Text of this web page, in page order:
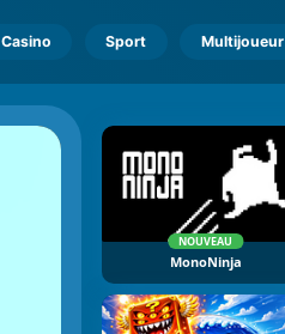
Casino Sport Multijoueur
NOUVEAU
MonoNinja